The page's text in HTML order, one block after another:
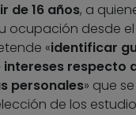
de 16 años, a
ocupación desde
«identificar
respecto
personales» que
de los